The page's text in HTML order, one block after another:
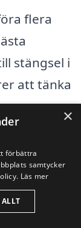
flera
stängsel i
att tänka
har
av
eller
×
förbättra
samtycker
Läs mer